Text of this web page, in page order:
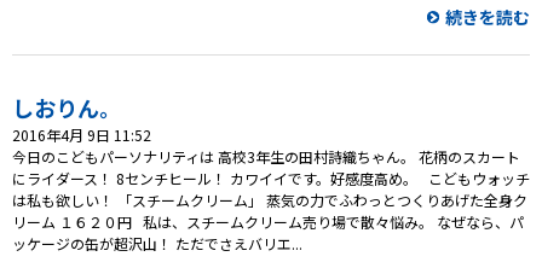
続きを読む
しおりん。
2016年4月 9日 11:52
今日のこどもパーソナリティは 高校3年生の田村詩織ちゃん。 花柄のスカート
にライダース！ 8センチヒール！ カワイイです。好感度高め。 こどもウォッチ
は私も欲しい！ 「スチームクリーム」 蒸気の力でふわっとつくりあげた全身ク
リーム １６２０円 私は、スチームクリーム売り場で散々悩み。 なぜなら、パ
ッケージの缶が超沢山！ ただでさえバリエ...